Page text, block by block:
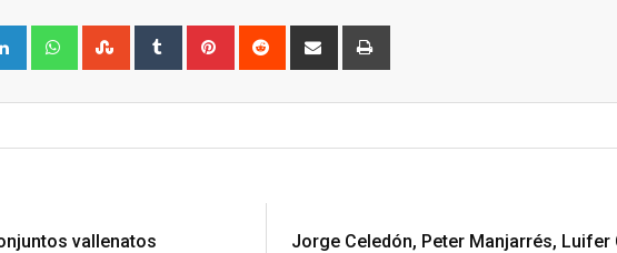
LinkedIn WhatsappStumbleUpon
Tumblr Pinterest Reddit
Share
vallenatos
Jorge Celedón, Peter Manjarrés, Luifer